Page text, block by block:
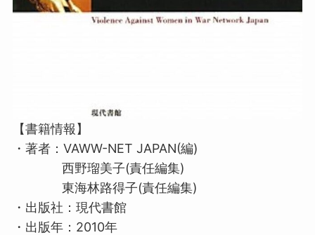
【書籍情報】
・著者： VAWW-NET JAPAN(編)
西野瑠美子(責任編集)
東海林路得子(責任編集)
・出版社：現代書館
・出版年：2010年